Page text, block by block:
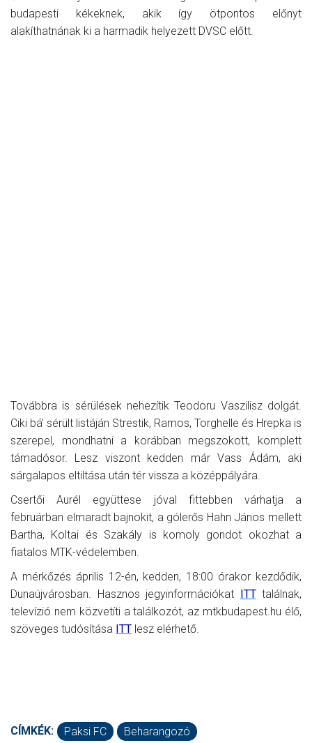
budapesti kékeknek, akik így ötpontos előnyt
alakíthatnának ki a harmadik helyezett DVSC előtt.
Továbbra is sérülések nehezítik Teodoru Vaszilisz dolgát.
Ciki bá' sérült listáján Strestik, Ramos, Torghelle és Hrepka is
szerepel, mondhatni a korábban megszokott, komplett
támadósor. Lesz viszont kedden már Vass Ádám, aki
sárgalapos eltiltása után tér vissza a középpályára.
Csertői Aurél együttese jóval fittebben várhatja a
februárban elmaradt bajnokit, a gólerős Hahn János mellett
Bartha, Koltai és Szakály is komoly gondot okozhat a
fiatalos MTK-védelemben.
A mérkőzés április 12-én, kedden, 18:00 órakor kezdődik,
Dunaújvárosban. Hasznos jegyinformációkat ITTtalálnak,
televízió nem közvetíti a találkozót, az mtkbudapest.hu élő,
szöveges tudósítása ITT lesz elérhető.
CÍMKÉK: Paksi FC Beharangozó